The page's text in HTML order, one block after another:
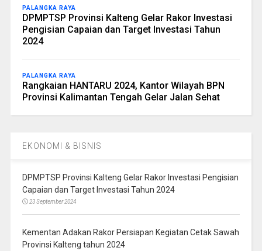
PALANGKA RAYA
DPMPTSP Provinsi Kalteng Gelar Rakor Investasi
Pengisian Capaian dan Target Investasi Tahun
2024
PALANGKA RAYA
Rangkaian HANTARU 2024, Kantor Wilayah BPN
Provinsi Kalimantan Tengah Gelar Jalan Sehat
EKONOMI & BISNIS
DPMPTSP Provinsi Kalteng Gelar Rakor Investasi Pengisian
Capaian dan Target Investasi Tahun 2024
23 September 2024
Kementan Adakan Rakor Persiapan Kegiatan Cetak Sawah
Provinsi Kalteng tahun 2024